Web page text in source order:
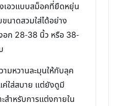
เอวแบบสม็อคที่ยืดหยุ่น
นาดสวมใส่ได้อย่าง
อก 28-38 นิ้ว หรือ 38-
มหวานละมุนให้กับลุค
ค่ใส่สบาย แต่ยังดูมี
สำหรับการแต่งกายใน